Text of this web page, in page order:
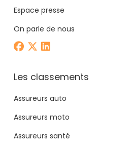
Espace presse
On parle de nous
Les classements
Assureurs auto
Assureurs moto
Assureurs santé